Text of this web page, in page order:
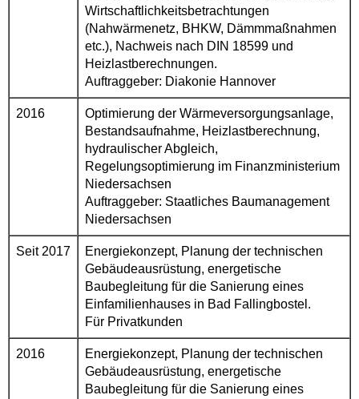
Wirtschaftlichkeitsbetrachtungen
(Nahwärmenetz, BHKW, Dämmmaßnahmen
etc.), Nachweis nach DIN 18599 und
Heizlastberechnungen.
Auftraggeber: Diakonie Hannover
2016
Optimierung der Wärmeversorgungsanlage,
Bestandsaufnahme, Heizlastberechnung,
hydraulischer Abgleich,
Regelungsoptimierung im Finanzministerium
Niedersachsen
Auftraggeber: Staatliches Baumanagement
Niedersachsen
Seit 2017
Energiekonzept, Planung der technischen
Gebäudeausrüstung, energetische
Baubegleitung für die Sanierung eines
Einfamilienhauses in Bad Fallingbostel.
Für Privatkunden
2016
Energiekonzept, Planung der technischen
Gebäudeausrüstung, energetische
Baubegleitung für die Sanierung eines